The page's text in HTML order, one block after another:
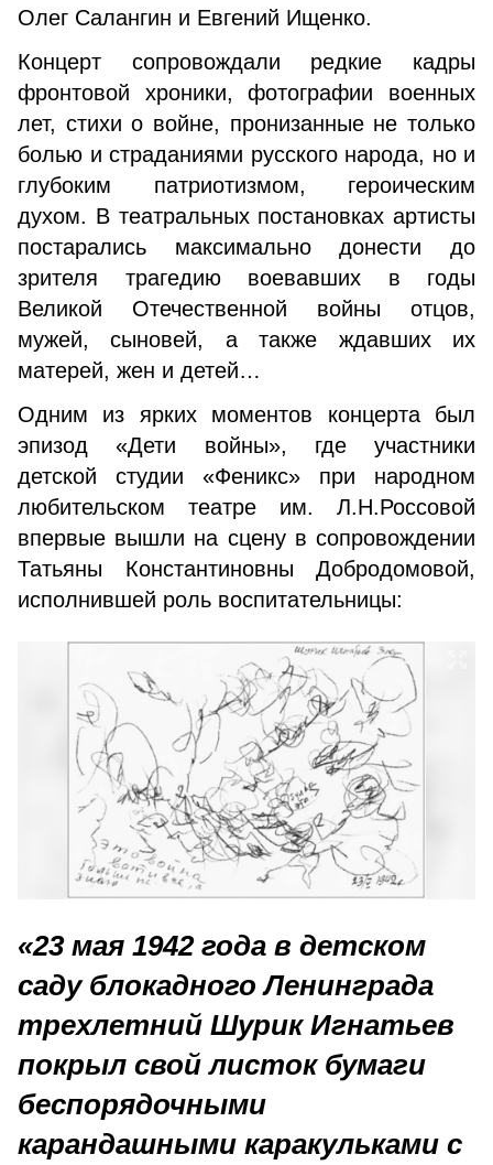
Олег Салангин и Евгений Ищенко.
Концерт сопровождали редкие кадры
фронтовой хроники, фотографии военных
лет, стихи о войне, пронизанные не только
болью и страданиями русского народа, но и
глубоким патриотизмом, героическим
духом. В театральных постановках артисты
постарались максимально донести до
зрителя трагедию воевавших в годы
Великой Отечественной войны отцов,
мужей, сыновей, а также ждавших их
матерей, жен и детей…
Одним из ярких моментов концерта был
эпизод «Дети войны», где участники
детской студии «Феникс» при народном
любительском театре им. Л.Н.Россовой
впервые вышли на сцену в сопровождении
Татьяны Константиновны Добродомовой,
исполнившей роль воспитательницы:
«23 мая 1942 года в детском
саду блокадного Ленинграда
трехлетний Шурик Игнатьев
покрыл свой листок бумаги
беспорядочными
карандашными каракульками с